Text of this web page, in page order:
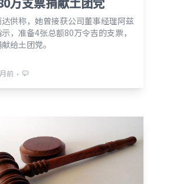
供称，她曾接获公司董事经理阿兹
，准备4张总额80万令吉的支票，
给土团党。
前 ⋅